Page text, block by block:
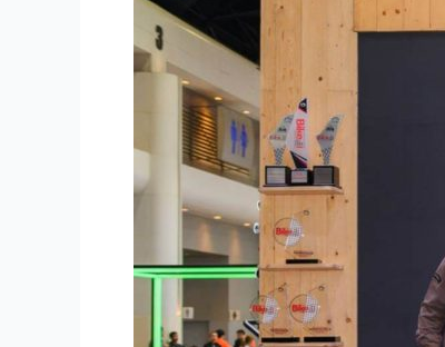
色
彩
惊
相，
功
级，